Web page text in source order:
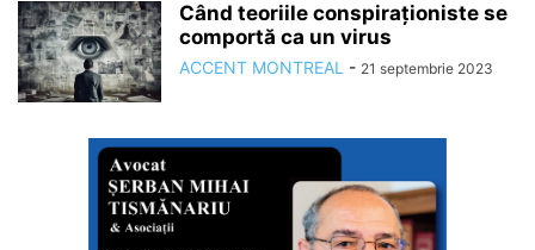
Când teoriile conspiraționiste se
comportă ca un virus
ACCENT MONTREAL - 21 septembrie 2023